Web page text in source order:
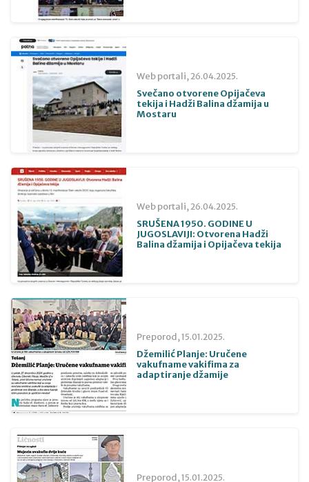
Web portali, 26.04.2025.
Svečano otvorene Opijačeva
tekija i Hadži Balina džamija u
Mostaru
Web portali, 26.04.2025.
SRUŠENA 1950. GODINE U
JUGOSLAVIJI: Otvorena Hadži
Balina džamija i Opijačeva tekija
Preporod,15.01.2025.
Džemilić Planje: Uručene
vakufname vakifima za
adaptiranje džamije
Preporod,15.01.2025.